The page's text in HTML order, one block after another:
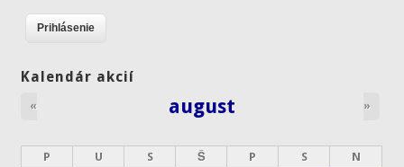
Kalendár akcií
august
« »
P U S Š P S
N